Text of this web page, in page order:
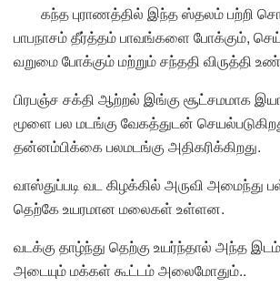
கந்த புராணத்தில் இந்த ஸ்தலம் பற்றி
பாபநாசம் தீர்த்தம் பாவங்களை போக்கும்,
வறுமை போக்கும் மற்றும் சந்ததி விருத்தி
பிரபஞ்ச சக்தி ஆற்றல் இங்கு சூட்சமமாக
மூளை பல மடங்கு வேகத்துடன்
தன்னம்பிக்கை பலமடங்கு அதிகரிக்கிறது.
வாஸ்துப்படி வட கிழக்கில் அருவி அமைந்து
தெற்கே உயரமான மலைகள் உள்ளன.
வடக்கு தாழ்ந்து தெற்கு உயர்ந்தால் அந்த இடம்
அடையும் மக்கள் கூட்டம் அலைமோதும்..